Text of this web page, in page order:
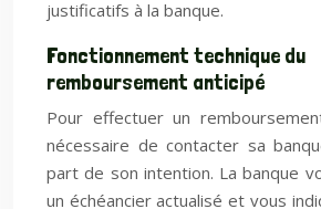
justificatifs à la banque.
Fonctionnement technique du
remboursement anticipé
Pour effectuer un
nécessaire de contacter sa
part de son intention. La banque
un échéancier actualisé et vous